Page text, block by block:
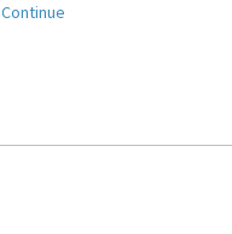
Continue